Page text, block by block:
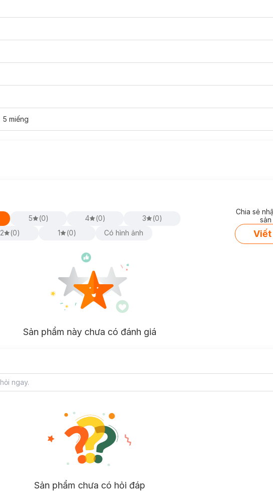
5 miếng
5 (0) 4 (0) 3 (0)
2
(0) 1 (0) Có hình ảnh
Chia sẻ
Viết
Sản phẩm này chưa có đánh giá
Sản phẩm chưa có hỏi đáp